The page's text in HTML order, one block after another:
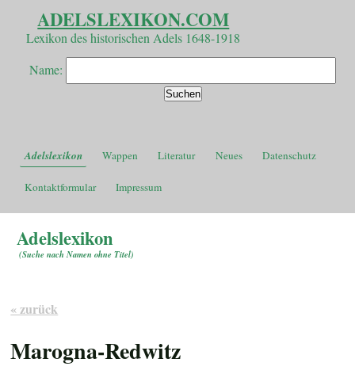
ADELSLEXIKON.COM
Lexikon des historischen Adels 1648-1918
Name:
Adelslexikon Wappen Literatur Neues Datenschutz
Kontaktformular Impressum
Adelslexikon
(Suche nach Namen ohne Titel)
« zurück
Marogna-Redwitz